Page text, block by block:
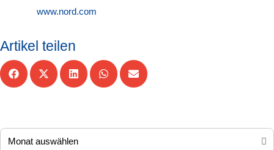
www.nord.com
Artikel teilen